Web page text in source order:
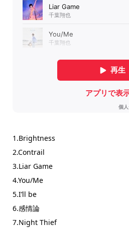
1.Brightness
2.Contrail
3.Liar Game
4.You/Me
5.I’ll be
6.感情論
7.Night Thief